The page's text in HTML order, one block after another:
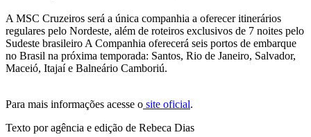
A MSC Cruzeiros será a única companhia a oferecer itinerários
regulares pelo Nordeste, além de roteiros exclusivos de 7 noites pelo
Sudeste brasileiro A Companhia oferecerá seis portos de embarque
no Brasil na próxima temporada: Santos, Rio de Janeiro, Salvador,
Maceió, Itajaí e Balneário Camboriú.
Para mais informações acesse o site oficial.
Texto por agência e edição de Rebeca Dias